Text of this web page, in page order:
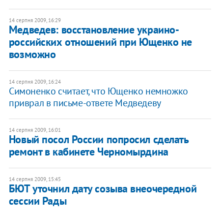
14 серпня 2009, 16:29
Медведев: восстановление украино-
российских отношений при Ющенко не
возможно
14 серпня 2009, 16:24
Симоненко считает, что Ющенко немножко
приврал в письме-ответе Медведеву
14 серпня 2009, 16:01
Новый посол России попросил сделать
ремонт в кабинете Черномырдина
14 серпня 2009, 15:45
БЮТ уточнил дату созыва внеочередной
сессии Рады